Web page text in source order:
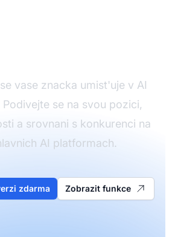
vase znacka umist'uje v AI
se na svou pozici,
a srovnani s konkurenci na
AI platformach.
zdarma Zobrazit funkce